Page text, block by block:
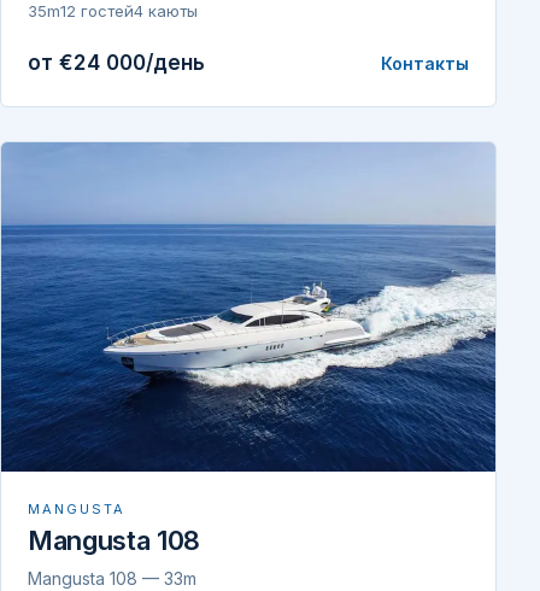
35m12 гостей4 каюты
от €24 000/день Контакты
MANGUSTA
Mangusta 108
Mangusta 108 — 33m